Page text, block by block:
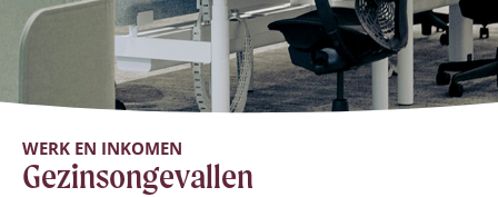
WERK EN INKOMEN
Gezinsongevallen